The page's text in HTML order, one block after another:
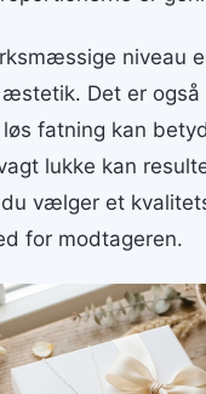
niveau
Det er også
løs fatning kan
lukke kan
vælger et
for modtageren.